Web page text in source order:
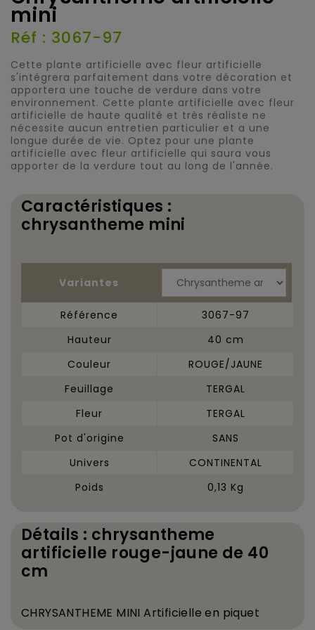
mini
Réf : 3067-97
Cette plante artificielle avec fleur artificielle
s'intégrera parfaitement dans votre décoration et
apportera une touche de verdure dans votre
environnement. Cette plante artificielle avec fleur
artificielle de haute qualité et très réaliste ne
nécessite aucun entretien particulier et a une
longue durée de vie. Optez pour une plante
artificielle avec fleur artificielle qui saura vous
apporter de la verdure tout au long de l'année.
Caractéristiques :
chrysantheme mini
Variantes
Référence
3067-97
Hauteur
40 cm
Couleur
ROUGE/JAUNE
Feuillage
TERGAL
Fleur
TERGAL
Pot d'origine
SANS
Univers
CONTINENTAL
Poids
0,13 Kg
Détails : chrysantheme
artificielle rouge-jaune de 40
cm
CHRYSANTHEME MINI Artificielle en piquet